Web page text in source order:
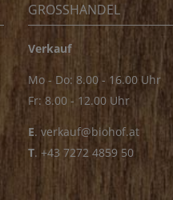
GROSSHANDEL
Verkauf
Mo - Do: 8.00 - 16.00 Uhr
Fr: 8.00 - 12.00 Uhr
E. verkauf@biohof.at
T. +43 7272 4859 50